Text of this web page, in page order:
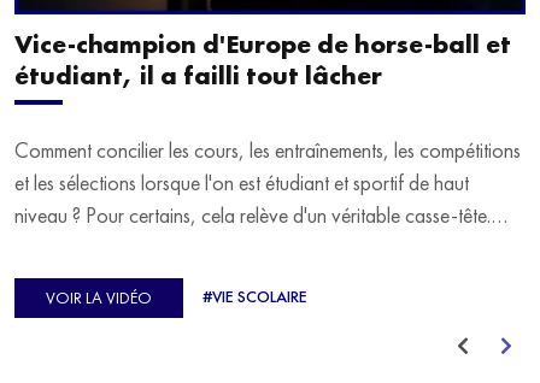
Vice-champion d'Europe de horse-ball et
étudiant, il a failli tout lâcher
Comment concilier les cours, les entraînements, les compétitions
et les sélections lorsque l'on est étudiant et sportif de haut
niveau ? Pour certains, cela relève d'un véritable casse-tête.
d'Europe de Horse-ball, qui a failli abandonner ses études
avant de trouver un nouvel équilibre.
VOIR LA VIDÉO #VIE SCOLAIRE